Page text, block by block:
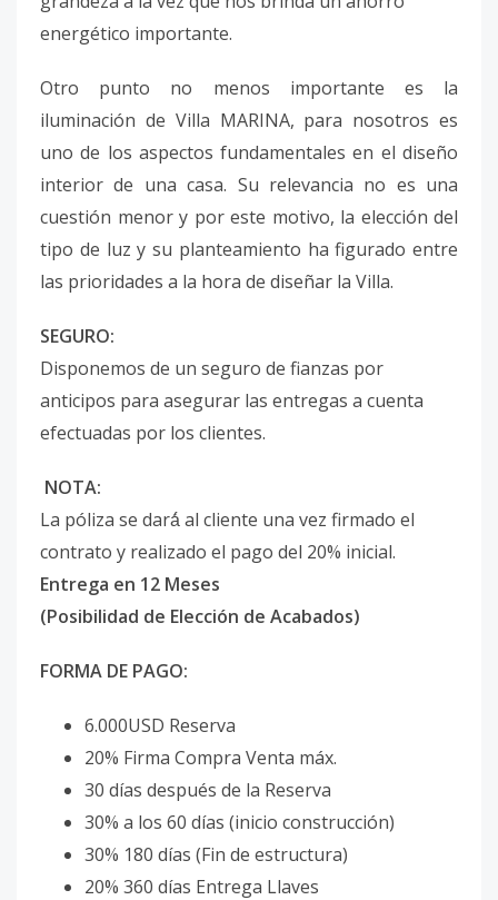
energético importante.
Otro punto no menos importante es la
iluminación de Villa MARINA, para nosotros es
uno de los aspectos fundamentales en el diseño
interior de una casa. Su relevancia no es una
cuestión menor y por este motivo, la elección del
tipo de luz y su planteamiento ha figurado entre
las prioridades a la hora de diseñar la Villa.
SEGURO:
Disponemos de un seguro de fianzas por
anticipos para asegurar las entregas a cuenta
efectuadas por los clientes.
NOTA:
La póliza se dará́ al cliente una vez firmado el
contrato y realizado el pago del 20% inicial.
Entrega en 12 Meses
(Posibilidad de Elección de Acabados)
FORMA DE PAGO:
6.000USD Reserva
20% Firma Compra Venta máx.
30 días después de la Reserva
30% a los 60 días (inicio construcción)
30% 180 días (Fin de estructura)
20% 360 días Entrega Llaves